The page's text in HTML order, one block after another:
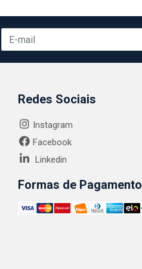
Redes Sociais
Instagram
Facebook
Linkedin
Formas de Pagamento